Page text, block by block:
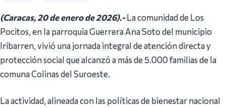
(Caracas, 20 de enero de 2026).-La comunidad de Los
Pocitos, en la parroquia Guerrera Ana Soto del municipio
Iribarren, vivió una jornada integral de atención directa y
protección social que alcanzó a más de 5.000 familias de la
comuna Colinas del Suroeste.
La actividad, alineada con las políticas de bienestar nacional